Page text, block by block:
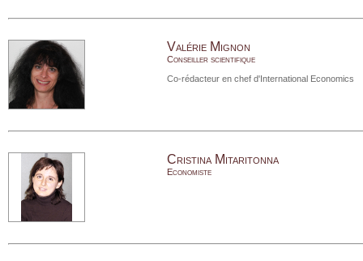
Valérie Mignon
Conseiller scientifique
Co-rédacteur en chef d'International Economics
Cristina Mitaritonna
Economiste